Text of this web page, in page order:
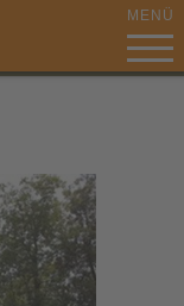
MENÜ